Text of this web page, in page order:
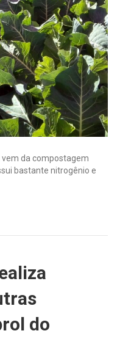
da compostagem
bastante nitrogênio e
do